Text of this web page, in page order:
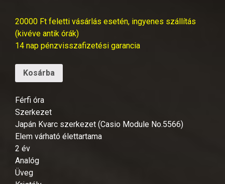
20000 Ft feletti vásárlás esetén, ingyenes szállítás
(kivéve antik órák)
14 nap pénzvisszafizetési garancia
Kosárba
Férfi óra
Szerkezet
Japán Kvarc szerkezet (Casio Module No.5566)
Elem várható élettartama
2 év
Analóg
Üveg